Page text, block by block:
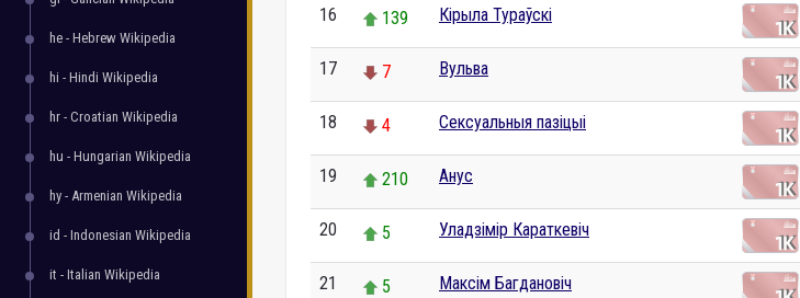
he - Hebrew Wikipedia
hi - Hindi Wikipedia
hr - Croatian Wikipedia
hu - Hungarian Wikipedia
hy - Armenian Wikipedia
id - Indonesian Wikipedia
it - Italian Wikipedia
16 139 Кірыла Тураўскі
17 7 Вульва
18 4 Сексуальныя пазіцыі
19 210 Анус
20 5 Уладзімір Караткевіч
21 5 Максім Багдановіч